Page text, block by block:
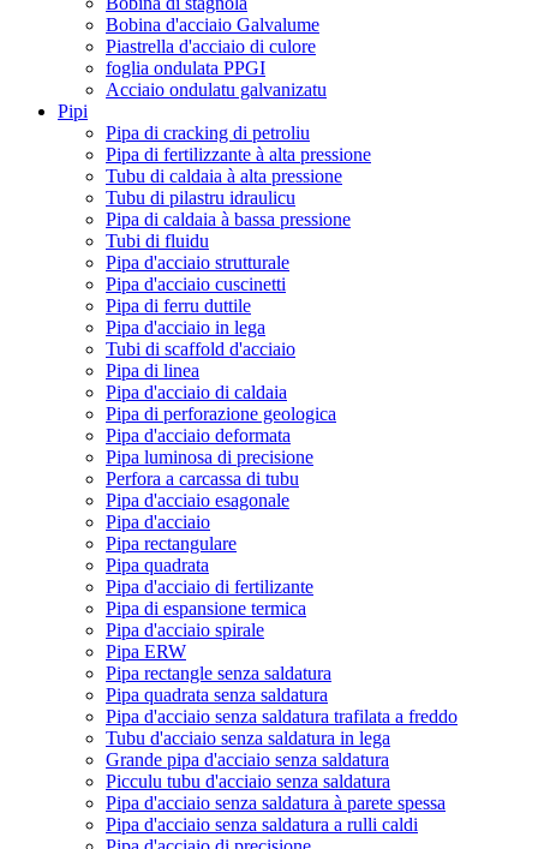
Bobina d'acciaio Galvalume
Piastrella d'acciaio di culore
foglia ondulata PPGI
Acciaio ondulatu galvanizatu
Pipi
Pipa di cracking di petroliu
Pipa di fertilizzante à alta pressione
Tubu di caldaia à alta pressione
Tubu di pilastru idraulicu
Pipa di caldaia à bassa pressione
Tubi di fluidu
Pipa d'acciaio strutturale
Pipa d'acciaio cuscinetti
Pipa di ferru duttile
Pipa d'acciaio in lega
Tubi di scaffold d'acciaio
Pipa di linea
Pipa d'acciaio di caldaia
Pipa di perforazione geologica
Pipa d'acciaio deformata
Pipa luminosa di precisione
Perfora a carcassa di tubu
Pipa d'acciaio esagonale
Pipa d'acciaio
Pipa rectangulare
Pipa quadrata
Pipa d'acciaio di fertilizante
Pipa di espansione termica
Pipa d'acciaio spirale
Pipa ERW
Pipa rectangle senza saldatura
Pipa quadrata senza saldatura
Pipa d'acciaio senza saldatura trafilata a freddo
Tubu d'acciaio senza saldatura in lega
Grande pipa d'acciaio senza saldatura
Picculu tubu d'acciaio senza saldatura
Pipa d'acciaio senza saldatura à parete spessa
Pipa d'acciaio senza saldatura a rulli caldi